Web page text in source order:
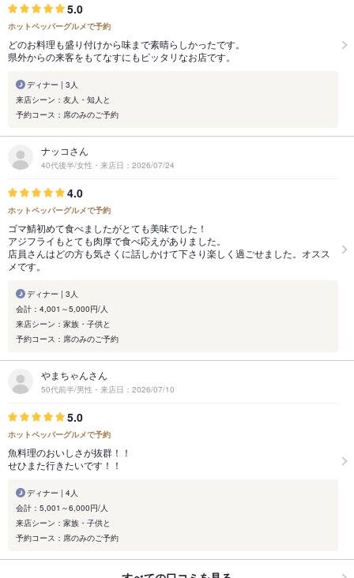
5.0
ホットペッパーグルメで予約
どのお料理も盛り付けから味まで素晴らしかったです。
県外からの来客をもてなすにもピッタリなお店です。
ディナー | 3人
来店シーン：友人・知人と
予約コース：席のみのご予約
ナッコさん
40代後半/女性・来店日：2026/07/24
4.0
ホットペッパーグルメで予約
ゴマ鯖初めて食べましたがとても美味でした！
アジフライもとても肉厚で食べ応えがありました。
店員さんはどの方も気さくに話しかけて下さり楽しく過ごせました。オスス
メです。
ディナー | 3人
会計：4,001～5,000円/人
来店シーン：家族・子供と
予約コース：席のみのご予約
やまちゃんさん
50代前半/男性・来店日：2026/07/10
5.0
ホットペッパーグルメで予約
魚料理のおいしさが抜群！！
せひまた行きたいです！！
ディナー | 4人
会計：5,001～6,000円/人
来店シーン：家族・子供と
予約コース：席のみのご予約